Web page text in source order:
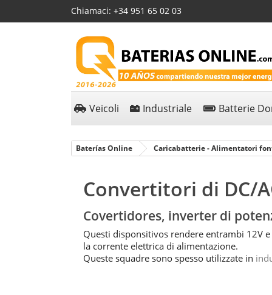
Chiamaci: +34 951 65 02 03
Veicoli Industriale Batterie
Baterías Online Caricabatterie - Alimentatori
Convertitori di DC/
Covertidores, inverter di
Questi disponsitivos rendere entrambi 12V
la corrente elettrica di alimentazione.
Queste squadre sono spesso utilizzate in